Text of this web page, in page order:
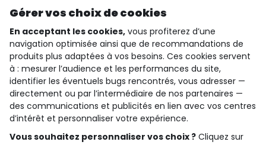
Découvrir notre application
qui sommes-nous ?
besoin d'aide ?
le club fidélité
notre catalogue
Gérer vos choix de cookies
En acceptant les cookies, vous profiterez d’une
navigation optimisée ainsi que de recommandations de
produits plus adaptées à vos besoins. Ces cookies servent
à : mesurer l’audience et les performances du site,
identifier les éventuels bugs rencontrés, vous adresser —
directement ou par l’intermédiaire de nos partenaires —
des communications et publicités en lien avec vos centres
d’intérêt et personnaliser votre expérience.
Vous souhaitez personnaliser vos choix ? Cliquez sur